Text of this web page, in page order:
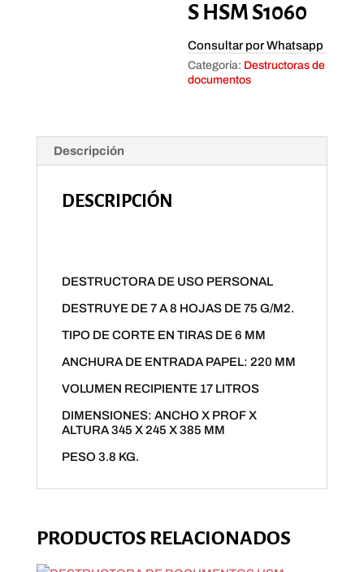
S HSM S1060
Consultar por Whatsapp
Categoría: Destructoras de
documentos
Descripción
DESCRIPCIÓN
DESTRUCTORA DE USO PERSONAL
DESTRUYE DE 7 A 8 HOJAS DE 75 G/M2.
TIPO DE CORTE EN TIRAS DE 6 MM
ANCHURA DE ENTRADA PAPEL: 220 MM
VOLUMEN RECIPIENTE 17 LITROS
DIMENSIONES: ANCHO X PROF X
ALTURA 345 X 245 X 385 MM
PESO 3.8 KG.
PRODUCTOS RELACIONADOS